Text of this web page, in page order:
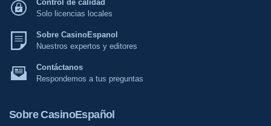
Control de calidad
Solo licencias locales
Sobre CasinoEspanol
Nuestros expertos y editores
Contáctanos
Respondemos a tus preguntas
Sobre CasinoEspañol